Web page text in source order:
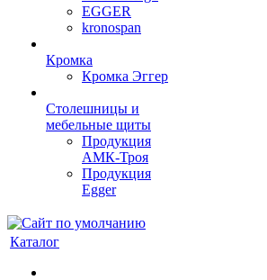
EGGER
kronospan
Кромка
Кромка Эггер
Столешницы и
мебельные щиты
Продукция
АМК-Троя
Продукция
Egger
Каталог